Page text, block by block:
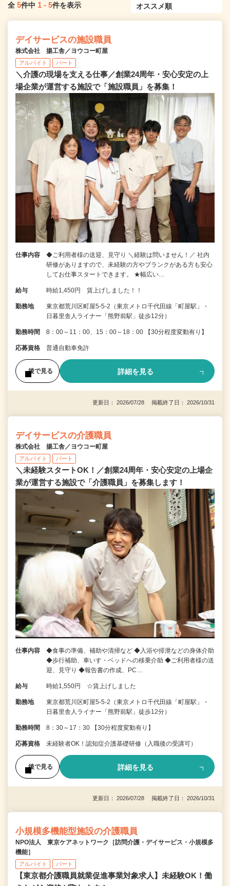
全 5件中 1 - 5件を表示
デイサービスの施設職員
株式会社 揚工舎／ヨウコー町屋
アルバイト パート
＼介護の現場を支える仕事／創業24周年・安心安定の上
場企業が運営する施設で「施設職員」を募集！
仕事内容
◆ご利用者様の送迎、見守り ＼経験は問いません！／ 社内
研修がありますので、未経験の方やブランクがある方も安心
してお仕事スタートできます。 ★幅広い…
給与 時給1,450円 賃上げしました！！
勤務地
東京都荒川区町屋5-5-2（東京メトロ千代田線「町屋駅」・
日暮里舎人ライナー「熊野前駅」徒歩12分）
勤務時間 8：00～11：00、15：00～18：00 【30分程度変動有り】
応募資格 普通自動車免許
後で見る 詳細を見る
更新日： 2026/07/28 掲載終了日： 2026/10/31
デイサービスの介護職員
株式会社 揚工舎／ヨウコー町屋
アルバイト パート
＼未経験スタートOK！／創業24周年・安心安定の上場企
業が運営する施設で「介護職員」を募集します！
仕事内容
◆食事の準備、補助や清掃など ◆入浴や排泄などの身体介助
◆歩行補助、車いす・ベッドへの移乗介助 ◆ご利用者様の送
迎、見守り ◆報告書の作成、PC…
給与 時給1,550円 ☆賃上げしました
勤務地
東京都荒川区町屋5-5-2（東京メトロ千代田線「町屋駅」・
日暮里舎人ライナー「熊野前駅」徒歩12分）
勤務時間 8：30～17：30 【30分程度変動有り】
応募資格 未経験者OK！認知症介護基礎研修（入職後の受講可）
後で見る 詳細を見る
更新日： 2026/07/28 掲載終了日： 2026/10/31
小規模多機能型施設の介護職員
NPO法人 東京ケアネットワーク［訪問介護・デイサービス・小規模多
機能］
アルバイト パート
【東京都介護職員就業促進事業対象求人】未経験OK！働